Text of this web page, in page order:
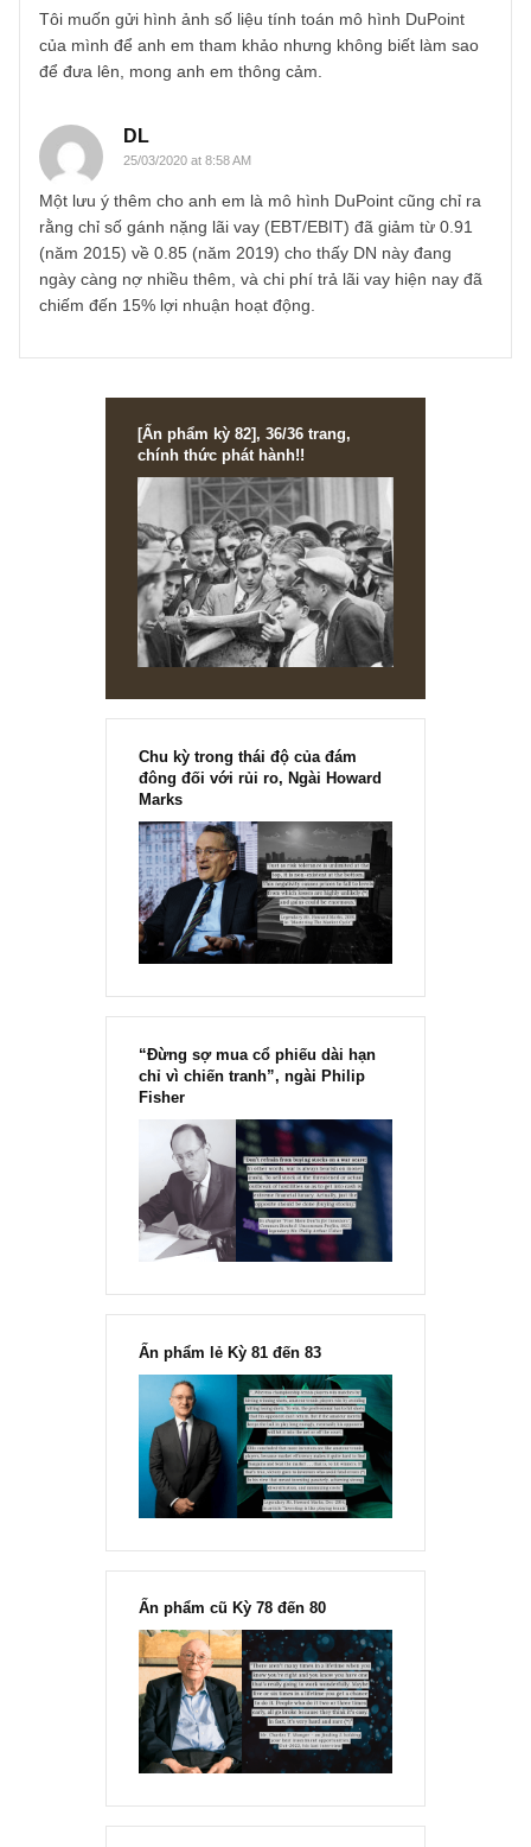
Việc phân tích bằng mô hình DuPoint sẽ giúp ta thấy rõ
chất tăng trưởng của doanh nghiệp qua nhiều năm, thay
Cụ thể trong case PTB, phân tích mô hình DuPoint trong
thời kỳ 5 năm 2015-2019 tôi thấy một số yếu tố quan ngại
như sau:
1/ Biên lợi nhuận hoạt động giảm trong 2 năm gần nhất
2018-2019
2/ Vòng quay tài sản giảm liên tục trong giai đoạn 2016-
DN đang phụ thuộc vào vốn vay quá nhiều
4/ Khả năng sinh lợi đang giảm dần qua các năm
Do đó, tôi đánh giá tiềm năng phát triển của PTB đang
yếu, các bạn nên rất cẩn trọng khi đầu tư vào DN này.
Tôi muốn gửi hình ảnh số liệu tính toán mô hình DuPoint
của mình để anh em tham khảo nhưng không biết làm
để đưa lên, mong anh em thông cảm.
25/03/2020 at 8:58 AM
rằng chỉ số gánh nặng lãi vay (EBT/EBIT) đã giảm từ 0.91
(năm 2015) về 0.85 (năm 2019) cho thấy DN này đang
ngày càng nợ nhiều thêm, và chi phí trả lãi vay hiện nay
chiếm đến 15% lợi nhuận hoạt động.
[Ấn phẩm kỳ 82], 36/36 trang,
chính thức phát hành!!
Chu kỳ trong thái độ của đám
đông đối với rủi ro, Ngài Howard
Marks
“Đừng sợ mua cổ phiếu dài hạn
Fisher